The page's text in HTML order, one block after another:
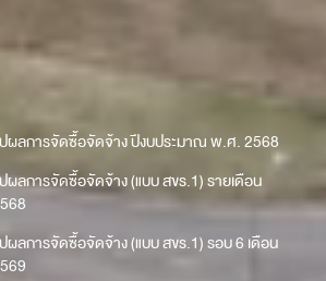
ผลการจัดซื้อจัดจ้าง ปีงบประมาณ พ.ศ. 2568
ผลการจัดซื้อจัดจ้าง (แบบ สขร.1) รายเดือน
ผลการจัดซื้อจัดจ้าง (แบบ สขร.1) รอบ 6 เดือน